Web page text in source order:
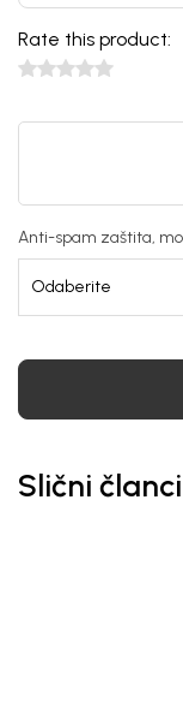
Rate this product:
Anti-spam zaštita,
Slični članci